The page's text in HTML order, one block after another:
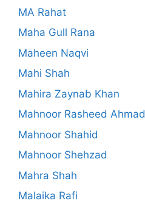
MA Rahat
Maha Gull Rana
Maheen Naqvi
Mahi Shah
Mahira Zaynab Khan
Mahnoor Rasheed Ahmad
Mahnoor Shahid
Mahnoor Shehzad
Mahra Shah
Malaika Rafi